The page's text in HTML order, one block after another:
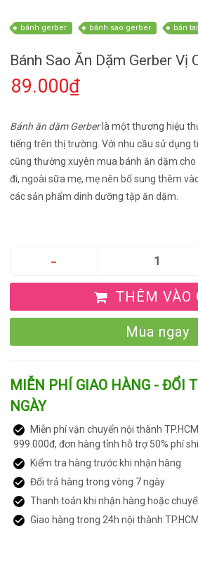
bánh gerber bánh sao gerber bán
Bánh Sao Ăn Dặm Gerber Vị
89.000₫
Bánh ăn dặm Gerberlà một thương hiệu
tiếng trên thị trường. Với nhu cầu sử dụng
cũng thường xuyên mua bánh ăn dặm
đi, ngoài sữa mẹ, mẹ nên bổ sung thêm
các sản phẩm dinh dưỡng tập ăn dặm.
THÊM VÀO
Mua ngay
MIỄN PHÍ GIAO HÀNG - ĐỔI
NGÀY
Miễn phí vận chuyển nội thành
999.000đ, đơn hàng tỉnh hỗ trợ 50% phí
Kiểm tra hàng trước khi nhận hàng
Đổi trả hàng trong vòng 7 ngày
Thanh toán khi nhận hàng hoặc
Giao hàng trong 24h nội thành TP.HCM